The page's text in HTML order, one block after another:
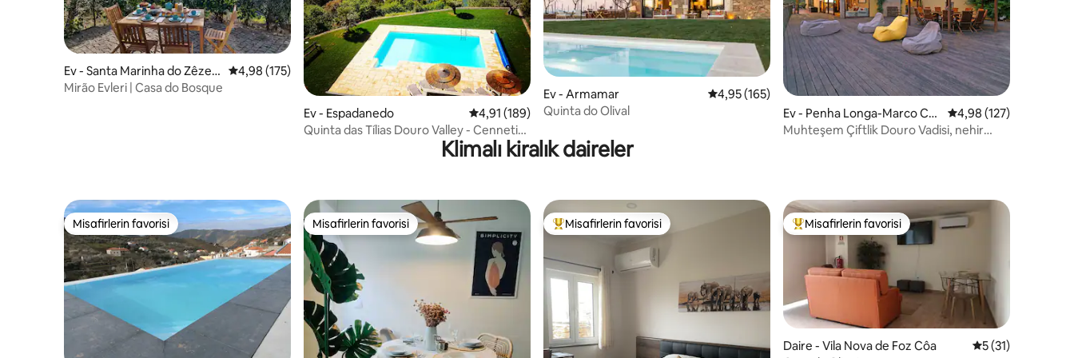
Ev - Santa Marinha do Zêzer
e
5 üzerinden ortalama 4,98 puan, 175 değerlendirme
4,98 (175)
Mirão Evleri | Casa do Bosque
Ev - Espadanedo 5 üzerinden ortalama 4,91 puan, 189 değerlendirme
4,91 (189)
Quinta das Tílias Douro Valley - Cenneti
Ev - Armamar 5 üzerinden ortalama 4,95 puan, 165 değerlendirme
4,95 (165)
Quinta do Olival
Ev - Penha Longa-Marco Ca
naveses
5 üzerinden ortalama
4,98 (127)
Muhteşem Çiftlik Douro Vadisi, nehir
Klimalı kiralık daireler
Misafirlerin favorisi
Misafirlerin favorisi Misafirlerin favorisi
Misafirlerin favorisi Misafirlerin favorilerinden en beğenilenler arasında
Misafirlerin favorisi Misafirlerin favorilerinden en beğenilenler arasında
Misafirlerin favorisi
Daire - Vila Nova de Foz Côa 5 üzerinden
5 (31)